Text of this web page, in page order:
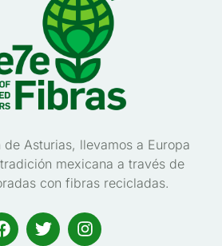
Asturias, llevamos a Europa
mexicana a través de
con fibras recicladas.